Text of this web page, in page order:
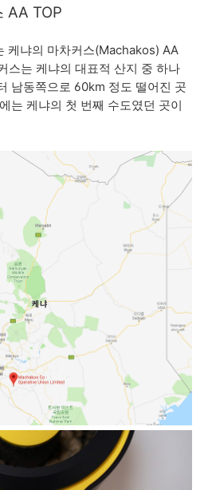
AA TOP
케냐의 마차커스(Machakos) AA
스는 케냐의 대표적 산지 중 하나
남동쪽으로 60km 정도 떨어진 곳
는 케냐의 첫 번째 수도였던 곳이